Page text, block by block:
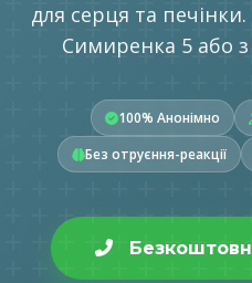
для серця та
Симиренка 5 або
100% Анонімно
Без отруєння-реакції